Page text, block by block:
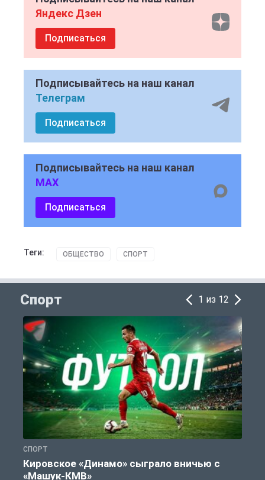
Яндекс Дзен
Подписаться
Подписывайтесь на наш канал
Телеграм
Подписаться
Подписывайтесь на наш канал
MAX
Подписаться
Теги: ОБЩЕСТВО СПОРТ
Спорт 1 из 12
СПОРТ
Кировское «Динамо» сыграло вничью с
«Машук-КМВ»